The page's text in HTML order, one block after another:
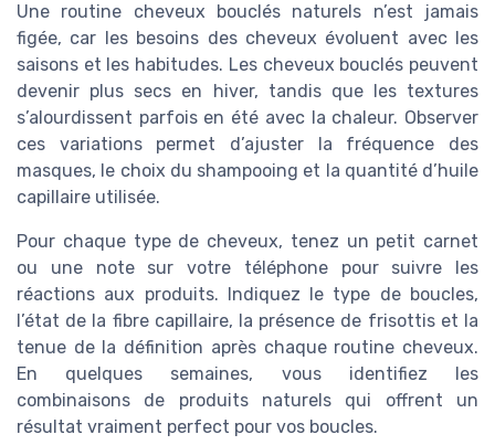
Une routine cheveux bouclés naturels n’est jamais
figée, car les besoins des cheveux évoluent avec les
saisons et les habitudes. Les cheveux bouclés peuvent
devenir plus secs en hiver, tandis que les textures
s’alourdissent parfois en été avec la chaleur. Observer
ces variations permet d’ajuster la fréquence des
masques, le choix du shampooing et la quantité d’huile
capillaire utilisée.
Pour chaque type de cheveux, tenez un petit carnet
ou une note sur votre téléphone pour suivre les
réactions aux produits. Indiquez le type de boucles,
l’état de la fibre capillaire, la présence de frisottis et la
tenue de la définition après chaque routine cheveux.
En quelques semaines, vous identifiez les
combinaisons de produits naturels qui offrent un
résultat vraiment perfect pour vos boucles.